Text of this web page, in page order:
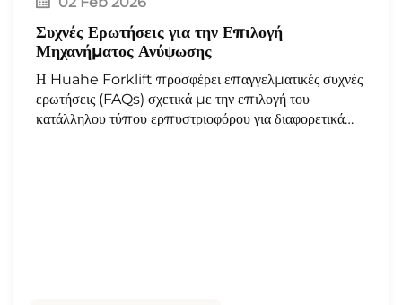
Συχνές Ερωτήσεις για την Επιλογή
Μηχανήματος Ανύψωσης
Η Huahe Forklift προσφέρει επαγγελματικές συχνές
ερωτήσεις (FAQs) σχετικά με την επιλογή του
κατάλληλου τύπου ερπυστριοφόρου για διαφορετικά